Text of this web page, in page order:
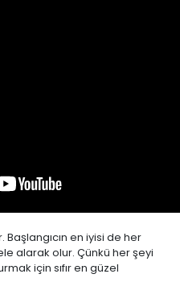
Başlangıcın en iyisi de her
alarak olur. Çünkü her şeyi
için sıfır en güzel